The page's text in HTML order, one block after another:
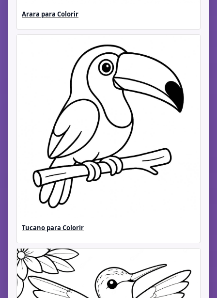
Arara para Colorir
Tucano para Colorir